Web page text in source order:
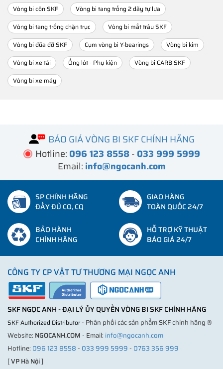
Vòng bi côn SKF
Vòng bi tang trống 2 dãy tự lựa
Vòng bi tang trống chặn trục
Vòng bi mắt trâu SKF
Vòng bi đũa đỡ SKF
Cụm vòng bi Y-bearings
Vòng bi kim
Vòng bi xe tải
Ống lót - Phụ kiện
Vòng bi CARB SKF
Vòng bi xe máy
BÁO GIÁ VÒNG BI SKF CHÍNH HÃNG
Hotline: 096 123 8558- 033 999 5999
Email: info@ngocanh.com
SP CHÍNH HÃNG
ĐẦY ĐỦ CO, CQ
GIAO HÀNG
TOÀN QUỐC 24/7
BẢO HÀNH
CHÍNH HÃNG
HỖ TRỢ KỸ THUẬT
BÁO GIÁ 24/7
CÔNG TY CP VẬT TƯ THƯƠNG MẠI NGỌC ANH
SKF NGỌC ANH - ĐẠI LÝ ỦY QUYỀN VÒNG BI SKF CHÍNH HÃNG
SKF Authorized Distributor- Phân phối các sản phẩm SKF chính hãng ®
Website: NGOCANH.COM- Email: info@ngocanh.com
Hotline: 096 123 8558- 033 999 5999- 0763 356 999
[VP Hà Nội]